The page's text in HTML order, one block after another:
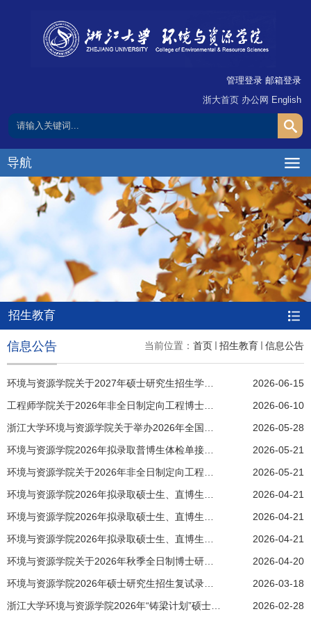
管理登录 邮箱登录
浙大首页 办公网 English
导航
招生教育
当前位置： 首页 招生教育 信息公告
信息公告
环境与资源学院关于2027年硕士研究生招生学科专业和考试科目调整的公告
2026-06-15
工程师学院关于2026年非全日制定向工程博士体检、政审和协议书的通知
2026-06-10
浙江大学环境与资源学院关于举办2026年全国优秀大学生学术夏令营的通知
2026-05-28
环境与资源学院2026年拟录取普博生体检单接收及调档等通知
2026-05-21
环境与资源学院关于2026年非全日制定向工程博士研究生招生综合考核的通知
2026-05-21
环境与资源学院2026年拟录取硕士生、直博生体检单接收及调档等通知
2026-04-21
环境与资源学院2026年拟录取硕士生、直博生体检单接收及调档等通知
2026-04-21
环境与资源学院2026年拟录取硕士生、直博生体检单接收及调档等通知
2026-04-21
环境与资源学院关于2026年秋季全日制博士研究生招生综合考核安排的通知
2026-04-20
环境与资源学院2026年硕士研究生招生复试录取方案
2026-03-18
浙江大学环境与资源学院2026年“铸梁计划”硕士研究生选拔通知
2026-02-28